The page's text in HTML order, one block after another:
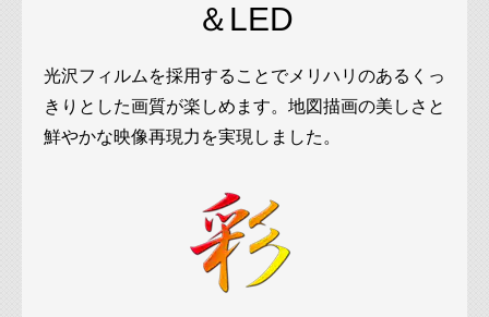
＆LED
光沢フィルムを採用することでメリハリのあるくっ
きりとした画質が楽しめます。地図描画の美しさと
鮮やかな映像再現力を実現しました。